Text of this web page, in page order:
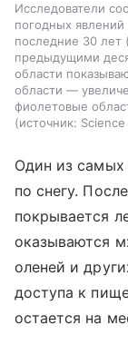
Исследователи
погодных явлений
последние 30 лет
предыдущими
области
области —
фиолетовые
источник:
Один из
по снегу.
покрывается
оказываются
оленей и
доступа к
остается на